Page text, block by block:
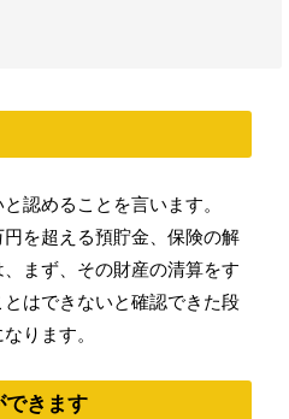
認めることを言います。
を超える預貯金、保険の解
まず、その財産の清算をす
はできないと確認できた段
ります。
できます